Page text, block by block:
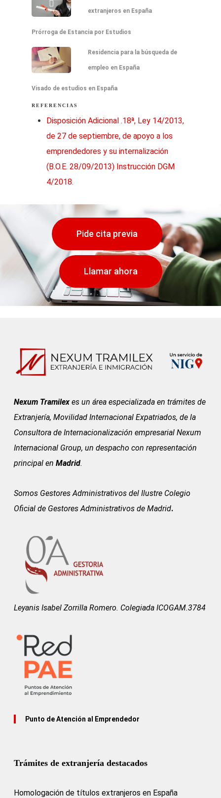
extranjeros en España
Prórroga de Estancia por Estudios
Residencia para la búsqueda de
empleo en España
Visado de estudios en España
REFERENCIAS
Disposición Adicional .18ª, Ley 14/2013,
de 27 de septiembre, de apoyo a los
emprendedores y su internalización
(B.O.E. 28/09/2013) Instrucción DGM
4/2018.
Pide cita previa
Llamar ahora
Nexum Tramilex es un área especializada en trámites de
Extranjería, Movilidad Internacional Expatriados, de la
Consultora de Internacionalización empresarial Nexum
Internacional Group, un despacho con representación
principal en Madrid.
Somos Gestores Administrativos del Ilustre Colegio
Oficial de Gestores Administrativos de Madrid.
Leyanis Isabel Zorrilla Romero. Colegiada ICOGAM.3784
Punto de Atención al Emprendedor
Trámites de extranjería destacados
Homologación de títulos extranjeros en España